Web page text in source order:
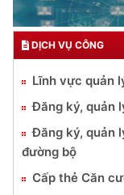
DỊCH VỤ CÔNG
Lĩnh vực quản
Đăng ký, quản
Đăng ký, quản
đường bộ
Cấp thẻ Căn